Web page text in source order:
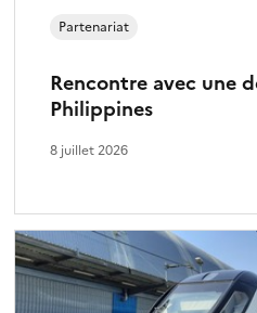
Rencontre avec une
Philippines
Partenariat
8 juillet 2026